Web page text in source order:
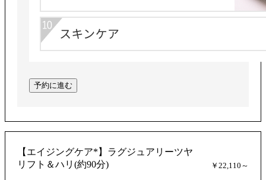
予約に進む
【エイジングケア*】ラグジュアリーツヤ
リフト＆ハリ(約90分)
￥22,110～